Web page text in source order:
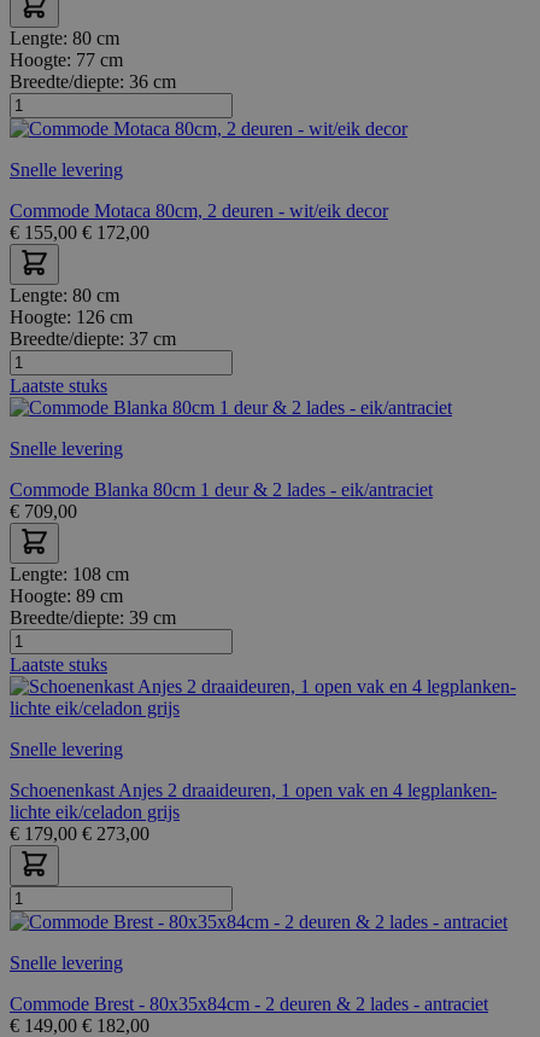
Lengte: 80 cm
Hoogte: 77 cm
Breedte/diepte: 36 cm
Snelle levering
Commode Motaca 80cm, 2 deuren - wit/eik decor
€ 155,00 € 172,00
Lengte: 80 cm
Hoogte: 126 cm
Breedte/diepte: 37 cm
Laatste stuks
Snelle levering
Commode Blanka 80cm 1 deur & 2 lades - eik/antraciet
€ 709,00
Lengte: 108 cm
Hoogte: 89 cm
Breedte/diepte: 39 cm
Laatste stuks
Snelle levering
Schoenenkast Anjes 2 draaideuren, 1 open vak en 4 legplanken-
lichte eik/celadon grijs
€ 179,00 € 273,00
Snelle levering
Commode Brest - 80x35x84cm - 2 deuren & 2 lades - antraciet
€ 149,00 € 182,00